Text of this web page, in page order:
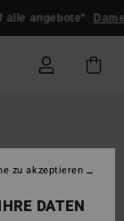
angebote*
DATEN
zu akzeptieren